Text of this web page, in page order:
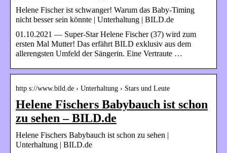
Helene Fischer ist schwanger! Warum das Baby-Timing
nicht besser sein könnte | Unterhaltung | BILD.de
01.10.2021 — Super-Star Helene Fischer (37) wird zum
ersten Mal Mutter! Das erfährt BILD exklusiv aus dem
allerengsten Umfeld der Sängerin. Eine Vertraute …
http s://www.bild.de › Unterhaltung › Stars und Leute
Helene Fischers Babybauch ist schon
zu sehen – BILD.de
Helene Fischers Babybauch ist schon zu sehen |
Unterhaltung | BILD.de